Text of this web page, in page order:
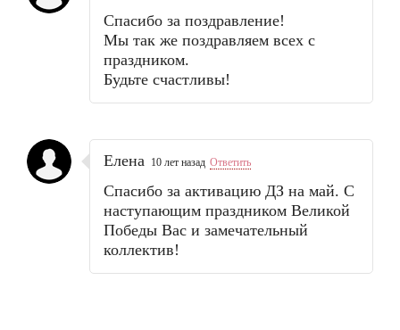
Спасибо за поздравление!
Мы так же поздравляем всех с
праздником.
Будьте счастливы!
Елена 10 лет назад Ответить
Спасибо за активацию ДЗ на май. С
наступающим праздником Великой
Победы Вас и замечательный
коллектив!